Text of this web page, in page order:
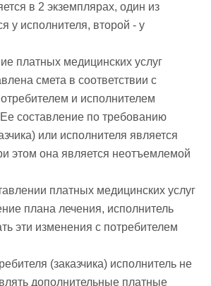
в 2 экземплярах, один из
у исполнителя, второй - у
платных медицинских услуг
смета в соответствии с
и исполнителем
составление по требованию
или исполнителя является
этом она является неотъемлемой
платных медицинских услуг
плана лечения, исполнитель
эти изменения с потребителем
(заказчика) исполнитель не
дополнительные платные